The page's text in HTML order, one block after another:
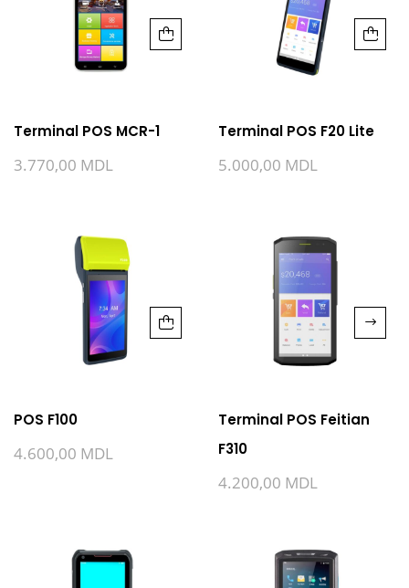
Terminal POS MCR-1
3.770,00 MDL
Terminal POS F20 Lite
5.000,00 MDL
POS F100
4.600,00 MDL
Terminal POS Feitian
F310
4.200,00 MDL